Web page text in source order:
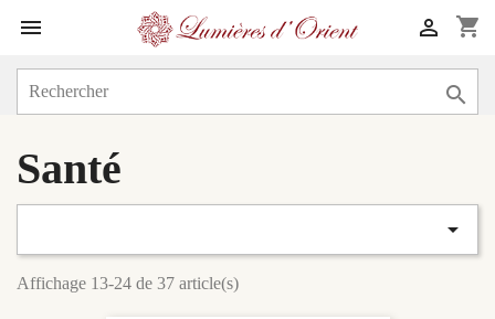
 shopping_cart


Santé

Affichage 13-24 de 37 article(s)